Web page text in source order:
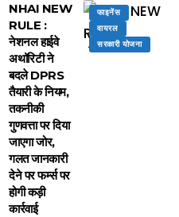
फाइनेंस
वायरल
सरकारी योजना
NHAI NEW
RULE :
नेशनल हाईवे
अथॉरिटी ने
बदले DPRS
तैयारी के नियम,
तकनीकी
गुणवत्ता पर दिया
जाएगा जोर,
गलत जानकारी
देने पर फर्म्स पर
होगी कड़ी
कार्रवाई